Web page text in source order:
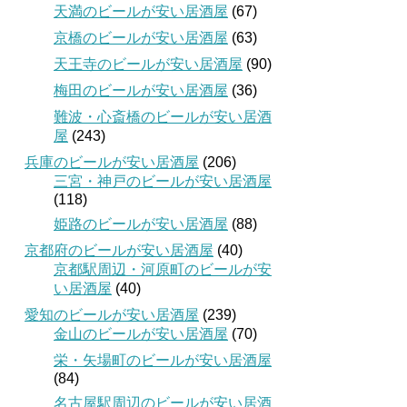
天満のビールが安い居酒屋 (67)
京橋のビールが安い居酒屋 (63)
天王寺のビールが安い居酒屋 (90)
梅田のビールが安い居酒屋 (36)
難波・心斎橋のビールが安い居酒
屋 (243)
兵庫のビールが安い居酒屋 (206)
三宮・神戸のビールが安い居酒屋
(118)
姫路のビールが安い居酒屋 (88)
京都府のビールが安い居酒屋 (40)
京都駅周辺・河原町のビールが安
い居酒屋 (40)
愛知のビールが安い居酒屋 (239)
金山のビールが安い居酒屋 (70)
栄・矢場町のビールが安い居酒屋
(84)
名古屋駅周辺のビールが安い居酒